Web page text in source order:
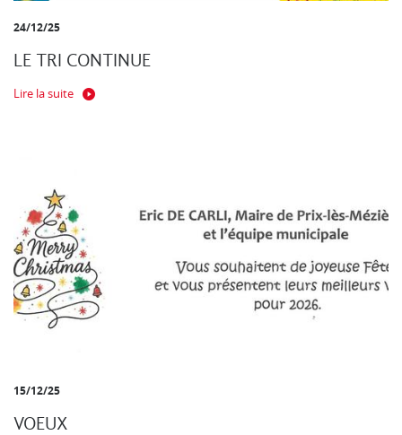
24/12/25
LE TRI CONTINUE
Lire la suite
15/12/25
VOEUX